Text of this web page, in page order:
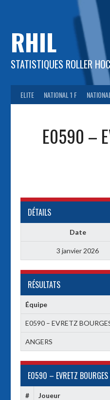
RHIL
STATISTIQUES ROLLER
ELITE NATIONAL 1 F
E0590 –
DÉTAILS
Date
3 janvier 2026
RÉSULTATS
Équipe
E0590 – EVRETZ
ANGERS
E0590 – EVRETZ
# Joueur